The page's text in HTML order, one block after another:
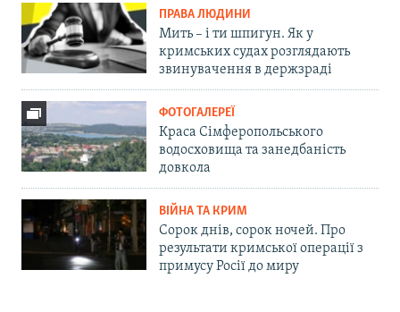
ПРАВА ЛЮДИНИ
Мить – і ти шпигун. Як у
кримських судах розглядають
звинувачення в держзраді
ФОТОГАЛЕРЕЇ
Краса Сімферопольського
водосховища та занедбаність
довкола
ВІЙНА ТА КРИМ
Сорок днів, сорок ночей. Про
результати кримської операції з
примусу Росії до миру